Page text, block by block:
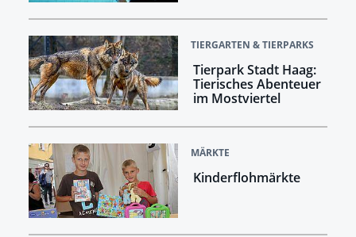
TIERGARTEN & TIERPARKS
Tierpark Stadt Haag:
Tierisches Abenteuer
im Mostviertel
MÄRKTE
Kinderflohmärkte